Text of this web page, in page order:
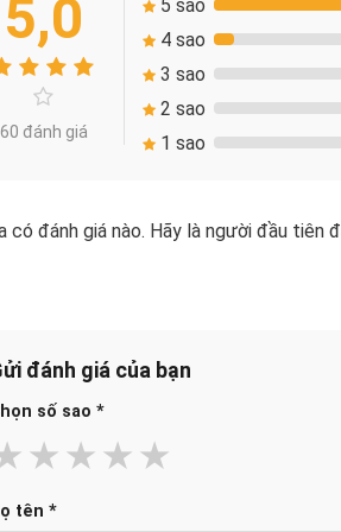
5,0
60 đánh giá
5 sao
4 sao
3 sao
2 sao
1 sao
có đánh giá nào. Hãy là người đầu tiên
đánh giá của bạn
số sao *
★
★
★
★
tên *